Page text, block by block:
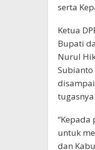
serta
Ketua
Bupati
Nurul
tugasnya.
untuk
dan